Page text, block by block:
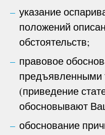
указание
положений
обстоятельств;
правовое
предъявленными
(приведение
обосновывают
обоснование